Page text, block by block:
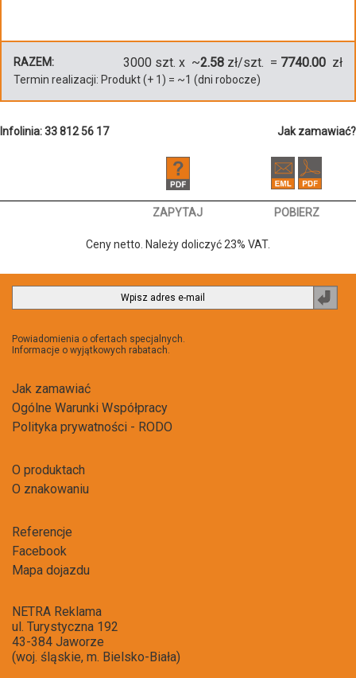
RAZEM: 3000 szt. x ~2.58 zł/szt. = 7740.00 zł
Termin realizacji: Produkt(+ 1 ) = ~1 (dni robocze)
Infolinia: 33 812 56 17 Jak zamawiać?
ZAPYTAJ POBIERZ
Ceny netto. Należy doliczyć 23% VAT.
Powiadomienia o ofertach specjalnych.
Informacje o wyjątkowych rabatach.
Jak zamawiać
Ogólne Warunki Współpracy
Polityka prywatności - RODO
O produktach
O znakowaniu
Referencje
Facebook
Mapa dojazdu
NETRA Reklama
ul. Turystyczna 192
43-384 Jaworze
(woj. śląskie, m. Bielsko-Biała)